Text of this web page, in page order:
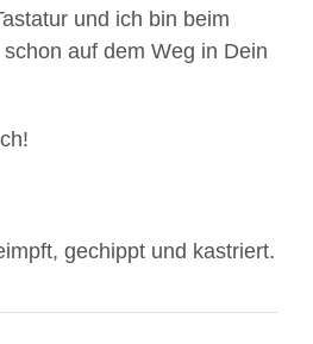
und ich bin beim
auf dem Weg in Dein
gechippt und kastriert.